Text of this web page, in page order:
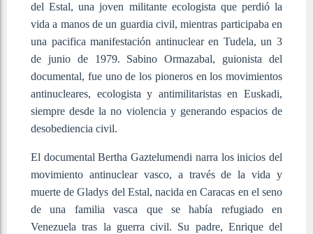
del Estal, una joven militante ecologista que perdió la
vida a manos de un guardia civil, mientras participaba en
una pacifica manifestación antinuclear en Tudela, un 3
de junio de 1979. Sabino Ormazabal, guionista del
documental, fue uno de los pioneros en los movimientos
antinucleares, ecologista y antimilitaristas en Euskadi,
siempre desde la no violencia y generando espacios de
desobediencia civil.
El documental Bertha Gaztelumendi narra los inicios del
movimiento antinuclear vasco, a través de la vida y
muerte de Gladys del Estal, nacida en Caracas en el seno
de una familia vasca que se había refugiado en
Venezuela tras la guerra civil. Su padre, Enrique del